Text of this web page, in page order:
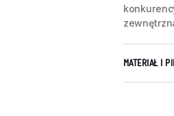
MATERIAŁ I